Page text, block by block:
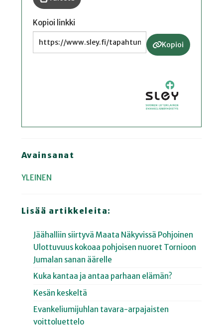
Kopioi linkki
Kopioi
Avainsanat
YLEINEN
Lisää artikkeleita:
Jäähalliin siirtyvä Maata Näkyvissä Pohjoinen
Ulottuvuus kokoaa pohjoisen nuoret Tornioon
Jumalan sanan äärelle
Kuka kantaa ja antaa parhaan elämän?
Kesän keskeltä
Evankeliumijuhlan tavara-arpajaisten
voittoluettelo